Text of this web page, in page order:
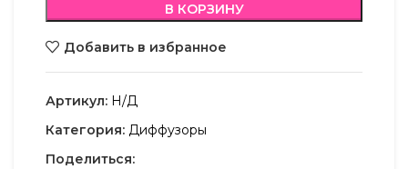
В КОРЗИНУ
Добавить в избранное
Артикул: Н/Д
Категория: Диффузоры
Поделиться: